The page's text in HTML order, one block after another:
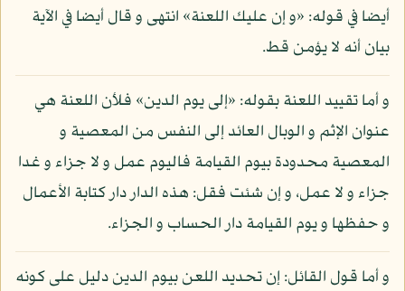
أيضا في قوله: «و إن عليك اللعنة» انتهى و قال أيضا في الآية
بيان أنه لا يؤمن قط.
و أما تقييد اللعنة بقوله: «إلى يوم الدين» فلأن اللعنة هي
عنوان الإثم و الوبال العائد إلى النفس من المعصية و
المعصية محدودة بيوم القيامة فاليوم عمل و لا جزاء و غدا
جزاء و لا عمل، و إن شئت فقل: هذه الدار دار كتابة الأعمال
و حفظها و يوم القيامة دار الحساب و الجزاء.
و أما قول القائل: إن تحديد اللعن بيوم الدين دليل على كونه